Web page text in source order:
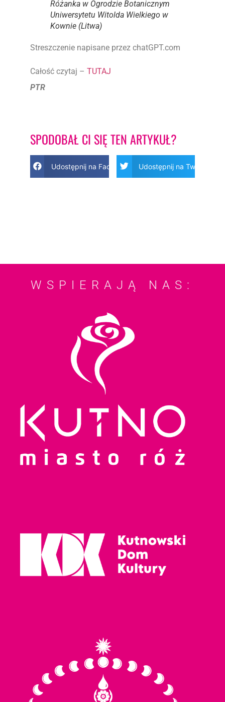
Różanka w Ogrodzie Botanicznym
Uniwersytetu Witolda Wielkiego w
Kownie (Litwa)
Streszczenie napisane przez chatGPT.com
Całość czytaj – TUTAJ
PTR
SPODOBAŁ CI SIĘ TEN ARTYKUŁ?
Udostępnij na Facebook Udostępnij na Twitter
WSPIERAJĄ NAS: